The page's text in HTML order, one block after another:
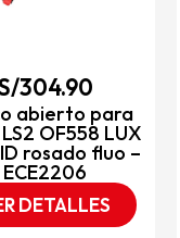
304.90
abierto para
OF558 LUX
rosado fluo –
ECE2206
DETALLES